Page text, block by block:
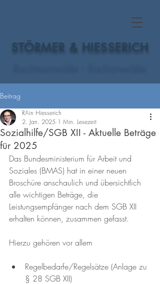
STÖRMER & HIESSERICH
Beitrag
Sozialhilfe/SGB XII - Aktuelle Beträge
für 2025
RAin Hiesserich
2. Jan. 2025 1 Min. Lesezeit
Das Bundesministerium für Arbeit und
Soziales (BMAS) hat in einer neuen
Broschüre anschaulich und übersichtlich
alle wichtigen Beträge, die
Leistungsempfänger nach dem SGB XII
erhalten können, zusammen gefasst.
Hierzu gehören vor allem
Regelbedarfe/Regelsätze (Anlage zu
§ 28 SGB XII)